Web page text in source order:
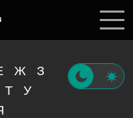
Ж
З
Т
У